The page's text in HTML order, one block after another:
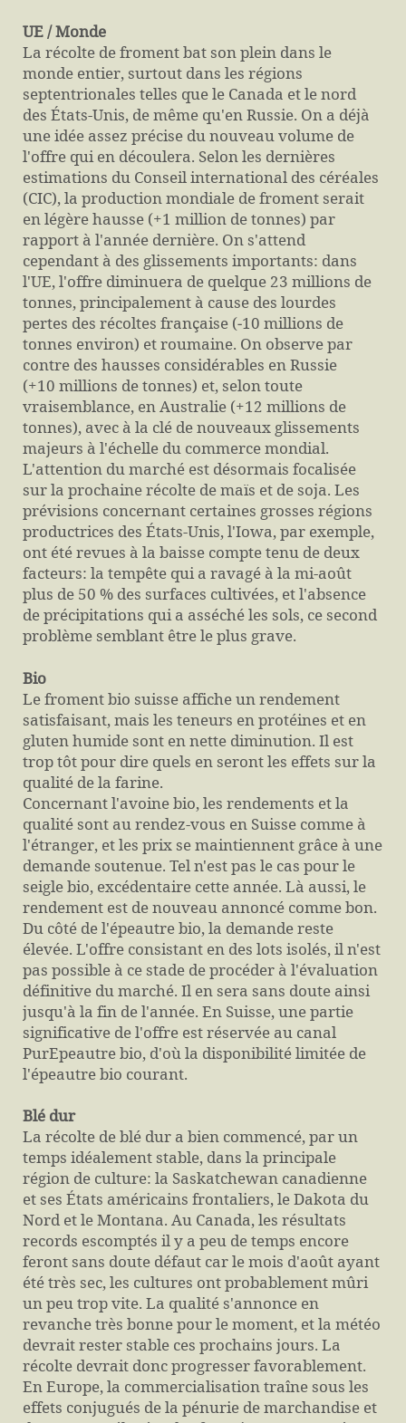
UE / Monde
La récolte de froment bat son plein dans le
monde entier, surtout dans les régions
septentrionales telles que le Canada et le nord
des États-Unis, de même qu'en Russie. On a déjà
une idée assez précise du nouveau volume de
l'offre qui en découlera. Selon les dernières
estimations du Conseil international des céréales
(CIC), la production mondiale de froment serait
en légère hausse (+1 million de tonnes) par
rapport à l'année dernière. On s'attend
cependant à des glissements importants: dans
l'UE, l'offre diminuera de quelque 23 millions de
tonnes, principalement à cause des lourdes
pertes des récoltes française (‑10 millions de
tonnes environ) et roumaine. On observe par
contre des hausses considérables en Russie
(+10 millions de tonnes) et, selon toute
vraisemblance, en Australie (+12 millions de
tonnes), avec à la clé de nouveaux glissements
majeurs à l'échelle du commerce mondial.
L'attention du marché est désormais focalisée
sur la prochaine récolte de maïs et de soja. Les
prévisions concernant certaines grosses régions
productrices des États-Unis, l'Iowa, par exemple,
ont été revues à la baisse compte tenu de deux
facteurs: la tempête qui a ravagé à la mi-août
plus de 50 % des surfaces cultivées, et l'absence
de précipitations qui a asséché les sols, ce second
problème semblant être le plus grave.
Bio
Le froment bio suisse affiche un rendement
satisfaisant, mais les teneurs en protéines et en
gluten humide sont en nette diminution. Il est
trop tôt pour dire quels en seront les effets sur la
qualité de la farine.
Concernant l'avoine bio, les rendements et la
qualité sont au rendez-vous en Suisse comme à
l'étranger, et les prix se maintiennent grâce à une
demande soutenue. Tel n'est pas le cas pour le
seigle bio, excédentaire cette année. Là aussi, le
rendement est de nouveau annoncé comme bon.
Du côté de l'épeautre bio, la demande reste
élevée. L'offre consistant en des lots isolés, il n'est
pas possible à ce stade de procéder à l'évaluation
définitive du marché. Il en sera sans doute ainsi
jusqu'à la fin de l'année. En Suisse, une partie
significative de l'offre est réservée au canal
PurEpeautre bio, d'où la disponibilité limitée de
l'épeautre bio courant.
Blé dur
La récolte de blé dur a bien commencé, par un
temps idéalement stable, dans la principale
région de culture: la Saskatchewan canadienne
et ses États américains frontaliers, le Dakota du
Nord et le Montana. Au Canada, les résultats
records escomptés il y a peu de temps encore
feront sans doute défaut car le mois d'août ayant
été très sec, les cultures ont probablement mûri
un peu trop vite. La qualité s'annonce en
revanche très bonne pour le moment, et la météo
devrait rester stable ces prochains jours. La
récolte devrait donc progresser favorablement.
En Europe, la commercialisation traîne sous les
effets conjugués de la pénurie de marchandise et